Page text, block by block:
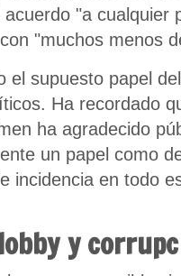
"a cualquier
"muchos menos
el supuesto papel
Ha recordado
ha agradecido
un papel como
incidencia en todo
y